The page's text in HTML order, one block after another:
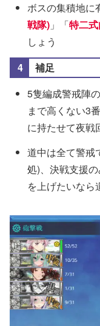
ボスの集積地に
戦隊) 」「特二
しょう
補足
5隻編成警戒陣
まで高くない3
に持たせて夜戦
道中は全て警戒
処)、決戦支援
を上げたいなら